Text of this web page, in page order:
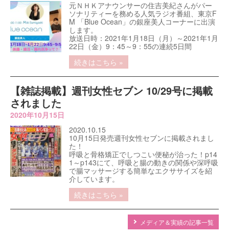
元ＮＨＫアナウンサーの住吉美紀さんがパー
ソナリティーを務める人気ラジオ番組、東京F
M 「Blue Ocean」の銀座美人コーナーに出演
します。
放送日時：2021年1月18日（月）～2021年1月
22日（金）9：45～9：55の連続5日間
続きはこちら »
【雑誌掲載】週刊女性セブン 10/29号に掲載
されました
2020年10月15日
2020.10.15
10月15日発売週刊女性セブンに掲載されまし
た！
呼吸と骨格矯正でしつこい便秘が治った！p14
1～p143にて、呼吸と腸の動きの関係や深呼吸
で腸マッサージする簡単なエクササイズを紹
介しています。
続きはこちら »
メディア＆実績の記事一覧